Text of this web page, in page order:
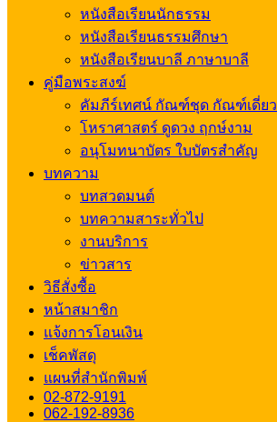
หนังสือเรียนนักธรรม
หนังสือเรียนธรรมศึกษา
หนังสือเรียนบาลี ภาษาบาลี
คู่มือพระสงฆ์
คัมภีร์เทศน์ กัณฑ์ชุด กัณฑ์เดี่ยว
โหราศาสตร์ ดูดวง ฤกษ์งาม
อนุโมทนาบัตร ใบบัตรสำคัญ
บทความ
บทสวดมนต์
บทความสาระทั่วไป
งานบริการ
ข่าวสาร
วิธีสั่งซื้อ
หน้าสมาชิก
แจ้งการโอนเงิน
เช็คพัสดุ
แผนที่สำนักพิมพ์
02-872-9191
062-192-8936